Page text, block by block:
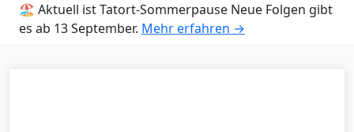
🏖️ Aktuell ist Tatort-Sommerpause Neue Folgen gibt
es ab 13 September. Mehr erfahren →